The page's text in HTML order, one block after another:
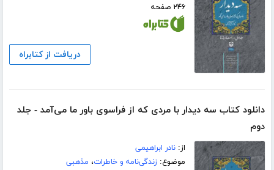
۲۴۶ صفحه
دریافت از کتابراه
دانلود کتاب سه دیدار با مردی که از فراسوی باور ما می‌آمد - جلد
دوم
از:نادر ابراهیمی
موضوع:زندگی‌نامه و خاطرات، مذهبی